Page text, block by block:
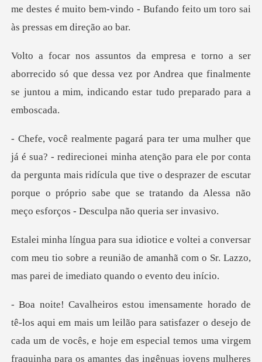
ecido só que dessa vez por Andrea que finalmente
se junto
ção para ele por conta
da pergunta mais ridícula que tive o desprazer de escutar
porque o
ersar
com meu tio sobre a reunião de amanhã com o Sr.
e hoje em especial temos uma virgem
fraquinha para os amantes das ingênuas jovens mulheres